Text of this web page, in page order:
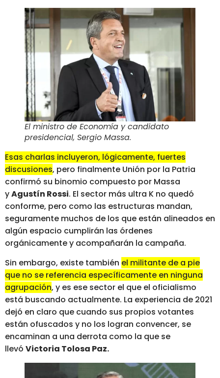
El ministro de Economía y candidato
presidencial, Sergio Massa.
Esas charlas incluyeron, lógicamente, fuertes
discusiones, pero finalmente Unión por la Patria
confirmó su binomio compuesto por Massa
yAgustín Rossi. El sector más ultra K no quedó
conforme, pero como las estructuras mandan,
seguramente muchos de los que están alineados en
algún espacio cumplirán las órdenes
orgánicamente y acompañarán la campaña.
Sin embargo, existe también el militante de a pie
que no se referencia específicamente en ninguna
agrupación, y es ese sector el que el oficialismo
está buscando actualmente. La experiencia de 2021
dejó en claro que cuando sus propios votantes
están ofuscados y no los logran convencer, se
encaminan a una derrota como la que se
llevó Victoria Tolosa Paz.